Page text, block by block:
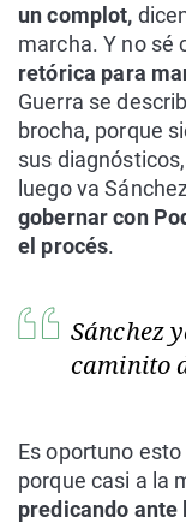
un complot,
marcha. Y no sé
retórica para
Guerra se
brocha, porque
sus
luego va
gobernar con
el procés.
Sánchez
caminito
Es oportuno
porque casi a la
predicando